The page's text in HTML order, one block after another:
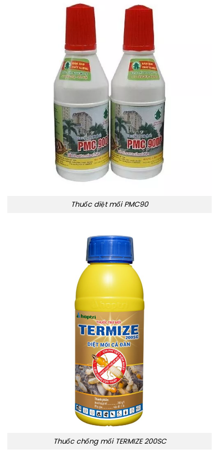
Thuốc diệt mối PMC90
Thuốc chống mối TERMIZE 200SC